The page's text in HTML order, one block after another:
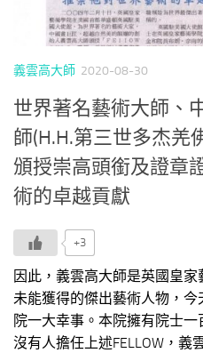
義雲高大師 2020-08-30
世界著名藝術大師、
師(H.H.第三世多杰羌
頒授崇高頭銜及證章
術的卓越貢獻
+3
因此，義雲高大師是英國皇
未能獲得的傑出藝術人物，
院一大幸事。本院擁有院士
沒有人擔任上述FELLOW，義